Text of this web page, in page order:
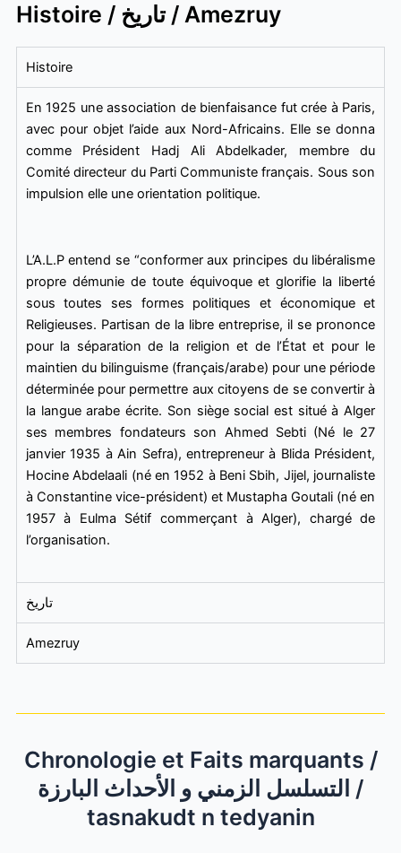
Histoire / تاريخ / Amezruy
Histoire
En 1925 une association de bienfaisance fut crée à Paris,
avec pour objet l’aide aux Nord-Africains. Elle se donna
comme Président Hadj Ali Abdelkader, membre du
Comité directeur du Parti Communiste français. Sous son
impulsion elle une orientation politique.
L’A.L.P entend se “conformer aux principes du libéralisme
propre démunie de toute équivoque et glorifie la liberté
sous toutes ses formes politiques et économique et
Religieuses. Partisan de la libre entreprise, il se prononce
pour la séparation de la religion et de l’État et pour le
maintien du bilinguisme (français/arabe) pour une période
déterminée pour permettre aux citoyens de se convertir à
la langue arabe écrite. Son siège social est situé à Alger
ses membres fondateurs son Ahmed Sebti (Né le 27
janvier 1935 à Ain Sefra), entrepreneur à Blida Président,
Hocine Abdelaali (né en 1952 à Beni Sbih, Jijel, journaliste
à Constantine vice-président) et Mustapha Goutali (né en
1957 à Eulma Sétif commerçant à Alger), chargé de
l’organisation.
تاريخ
Amezruy
Chronologie et Faits marquants /
التسلسل الزمني و الأحداث البارزة /
tasnakudt n tedyanin